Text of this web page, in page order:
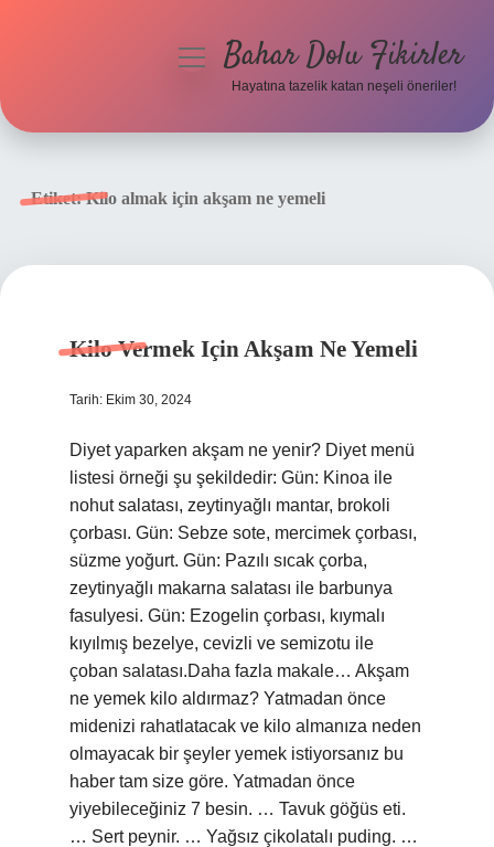
menüyüBahar Dolu Fikirler
Hayatına tazelik katan neşeli öneriler!
Etiket:Kilo almak için akşam ne yemeli
Kilo Vermek Için Akşam Ne Yemeli
Tarih: Ekim 30, 2024
Diyet yaparken akşam ne yenir? Diyet menü
listesi örneği şu şekildedir: Gün: Kinoa ile
nohut salatası, zeytinyağlı mantar, brokoli
çorbası. Gün: Sebze sote, mercimek çorbası,
süzme yoğurt. Gün: Pazılı sıcak çorba,
zeytinyağlı makarna salatası ile barbunya
fasulyesi. Gün: Ezogelin çorbası, kıymalı
kıyılmış bezelye, cevizli ve semizotu ile
çoban salatası.Daha fazla makale… Akşam
ne yemek kilo aldırmaz? Yatmadan önce
midenizi rahatlatacak ve kilo almanıza neden
olmayacak bir şeyler yemek istiyorsanız bu
haber tam size göre. Yatmadan önce
yiyebileceğiniz 7 besin. … Tavuk göğüs eti.
… Sert peynir. … Yağsız çikolatalı puding. …